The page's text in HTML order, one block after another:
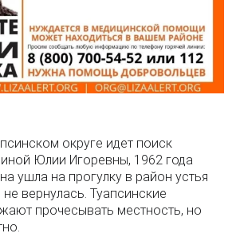
округе идет поиск
Юлии Игоревны, 1962 года
ушла на прогулку в район устья
вернулась. Туапсинские
прочесывать местность, но